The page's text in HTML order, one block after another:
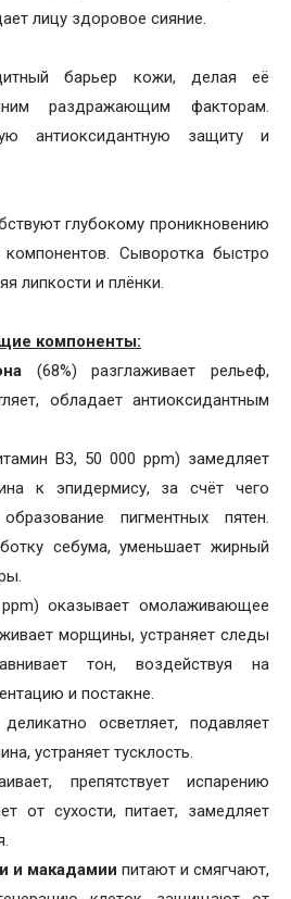
лицу здоровое сияние.
барьер кожи, делая её
раздражающим факторам.
антиоксидантную защиту и
глубокому проникновению
Сыворотка быстро
липкости и плёнки.
компоненты:
(68%) разглаживает рельеф,
обладает антиоксидантным
B3, 50 000 ppm) замедляет
к эпидермису, за счёт чего
пигментных пятен.
себума, уменьшает жирный
оказывает омолаживающее
морщины, устраняет следы
тон, воздействуя на
и постакне.
деликатно осветляет, подавляет
устраняет тусклость.
препятствует испарению
от сухости, питает, замедляет
и макадамии питают и смягчают,